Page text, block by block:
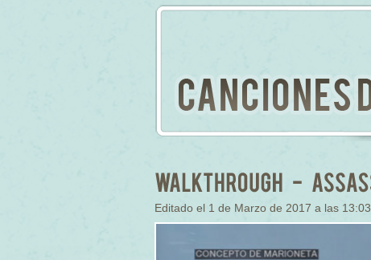
Editado el 1 de Marzo de 2017 a las 13:03